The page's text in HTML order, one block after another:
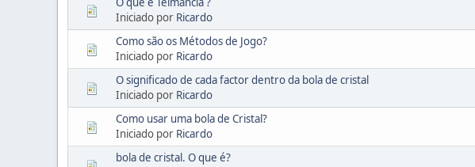
Iniciado por Ricardo
Como são os Métodos de Jogo?
Iniciado por Ricardo
O significado de cada factor dentro da bola de cristal
Iniciado por Ricardo
Como usar uma bola de Cristal?
Iniciado por Ricardo
bola de cristal. O que é?